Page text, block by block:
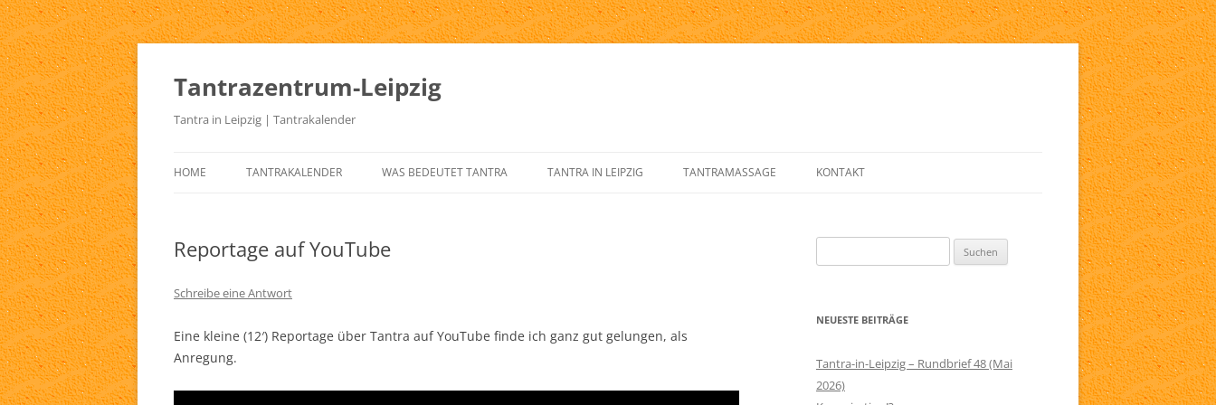
Zum
Tantrazentrum-Leipzig
Tantra in Leipzig | Tantrakalender
HOME TANTRAKALENDER WAS BEDEUTET TANTRA
TANTRA FÜR DEN WESTEN
TANTRA IN LEIPZIG TANTRAMASSAGE
TANTRAMASSAGE VON HELFRIED
TANTRISCHE SEXUALTHERAPIE
KONTAKT
SERVICE
IMPRESSUM
AGB
Reportage auf YouTube
Schreibe eine Antwort
Eine kleine (12′) Reportage über Tantra auf YouTube finde ich ganz gut gelungen, als
Anregung.
nach:
NEUESTE BEITRÄGE
Tantra-in-Leipzig – Rundbrief 48 (Mai
2026)